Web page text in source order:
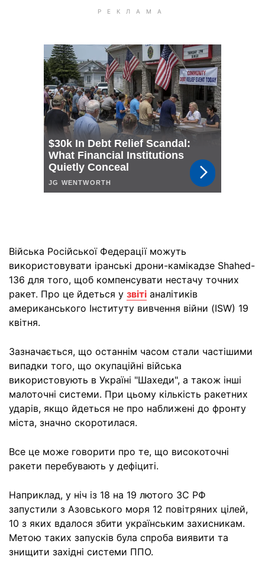
Війська Російської Федерації можуть
використовувати іранські дрони-камікадзе Shahed-
136 для того, щоб компенсувати нестачу точних
ракет. Про це йдеться у звіті аналітиків
американського Інституту вивчення війни (ISW) 19
квітня.
Зазначається, що останнім часом стали частішими
випадки того, що окупаційні війська
використовують в Україні "Шахеди", а також інші
малоточні системи. При цьому кількість ракетних
ударів, якщо йдеться не про наближені до фронту
міста, значно скоротилася.
Все це може говорити про те, що високоточні
ракети перебувають у дефіциті.
Наприклад, у ніч із 18 на 19 лютого ЗС РФ
запустили з Азовського моря 12 повітряних цілей,
10 з яких вдалося збити українським захисникам.
Метою таких запусків була спроба виявити та
знищити західні системи ППО.